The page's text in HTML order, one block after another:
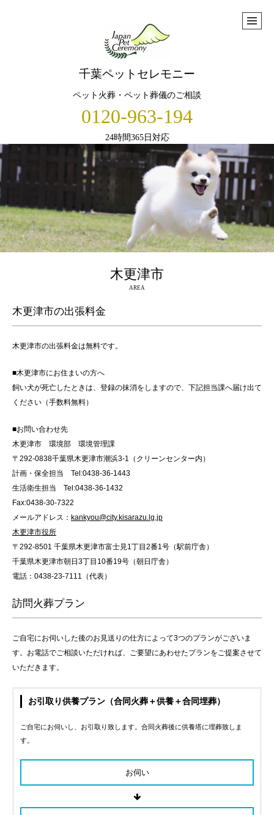
千葉ペットセレモニー
ペット火葬・ペット葬儀のご相談
0120-963-194
24時間365日対応
木更津市
AREA
木更津市の出張料金
木更津市の出張料金は無料です。
■木更津市にお住まいの方へ
飼い犬が死亡したときは、登録の抹消をしますので、下記担当課へ届け出て
ください（手数料無料）
■お問い合わせ先
木更津市 環境部 環境管理課
〒292-0838千葉県木更津市潮浜3-1（クリーンセンター内）
計画・保全担当 Tel:0438-36-1443
生活衛生担当 Tel:0438-36-1432
Fax:0438-30-7322
メールアドレス： kankyou@city.kisarazu.lg.jp
木更津市役所
〒292-8501 千葉県木更津市富士見1丁目2番1号（駅前庁舎）
千葉県木更津市朝日3丁目10番19号（朝日庁舎）
電話：0438-23-7111（代表）
訪問火葬プラン
ご自宅にお伺いした後のお見送りの仕方によって3つのプランがございま
す。お電話でご相談いただければ、ご要望にあわせたプランをご提案させて
いただきます。
お引取り供養プラン（合同火葬＋供養＋合同埋葬）
ご自宅にお伺いし、お引取り致します。合同火葬後に供養塔に埋葬致しま
す。
お伺い